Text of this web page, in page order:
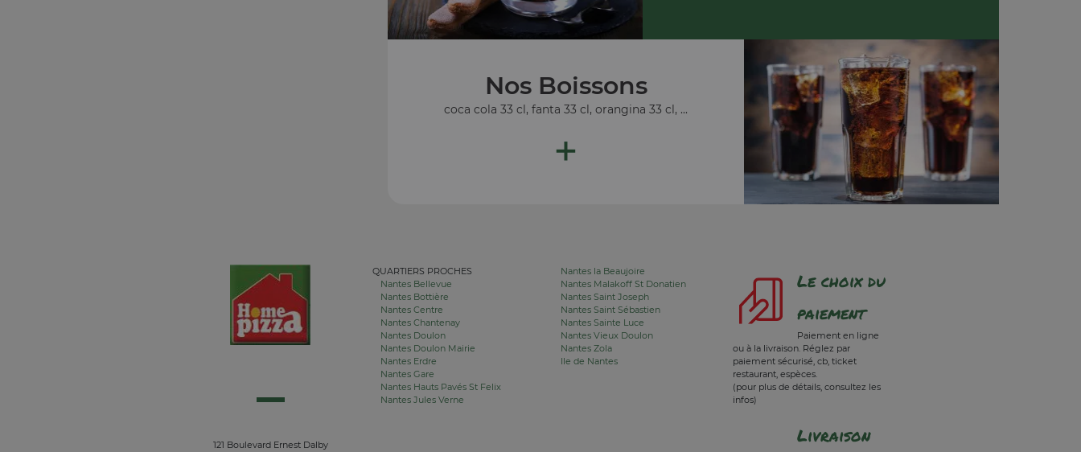
Nos Boissons
coca cola 33 cl, fanta 33 cl, orangina 33 cl, ...
+
121 Boulevard Ernest Dalby
QUARTIERS PROCHES
Nantes Bellevue
Nantes Bottière
Nantes Centre
Nantes Chantenay
Nantes Doulon
Nantes Doulon Mairie
Nantes Erdre
Nantes Gare
Nantes Hauts Pavés St Felix
Nantes Jules Verne
Nantes la Beaujoire
Nantes Malakoff St Donatien
Nantes Saint Joseph
Nantes Saint Sébastien
Nantes Sainte Luce
Nantes Vieux Doulon
Nantes Zola
Ile de Nantes
Le choix du
paiement
Paiement en ligne
ou à la livraison. Réglez par
paiement sécurisé, cb, ticket
restaurant, espèces.
(pour plus de détails, consultez les
infos)
Livraison